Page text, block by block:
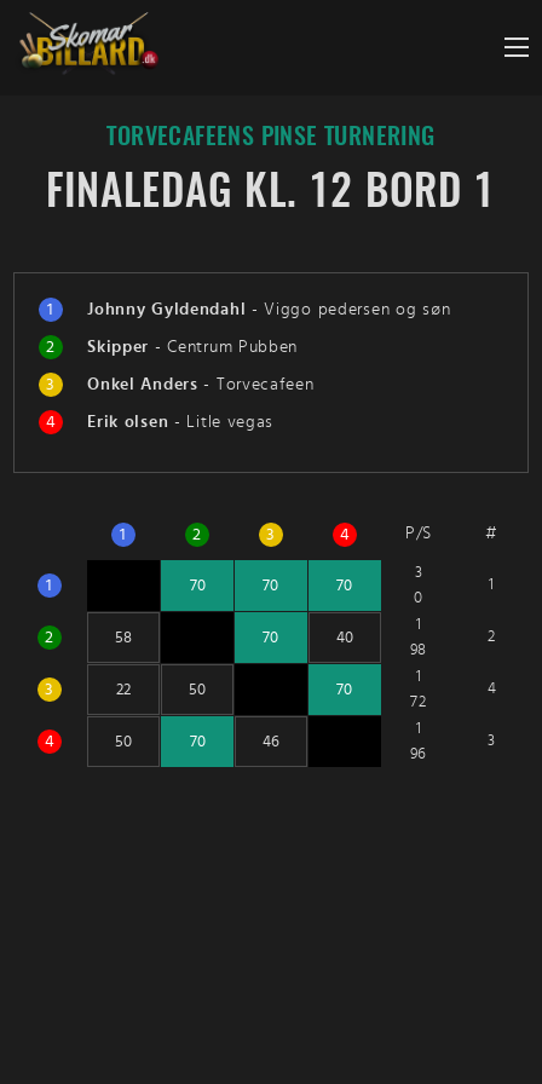
Fortsæt
indhold
TORVECAFEENS PINSE TURNERING
FINALEDAG KL. 12 BORD 1
1 Johnny Gyldendahl -Viggo pedersen og søn
2
Skipper -Centrum Pubben
3
Onkel Anders - Torvecafeen
4
Erik olsen - Litle vegas
1 2 3 4 P/S #
1
3
0
1
2
1
98
2
3
1
72
4
4
1
96
3